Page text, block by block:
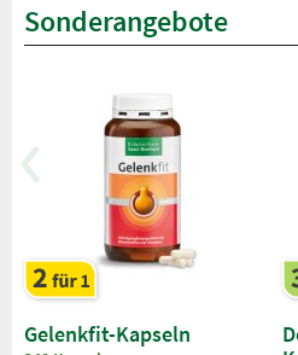
Sonderangebote
Gelenkfit-Kapseln